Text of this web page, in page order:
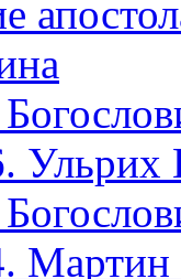
Ульрих